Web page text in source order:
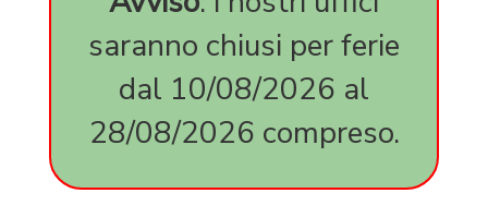
online
45001
saranno chiusi per ferie
dal 10/08/2026 al
28/08/2026 compreso.